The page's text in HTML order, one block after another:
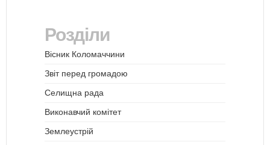
Розділи
Вісник Коломаччини
Звіт перед громадою
Селищна рада
Виконавчий комітет
Землеустрій